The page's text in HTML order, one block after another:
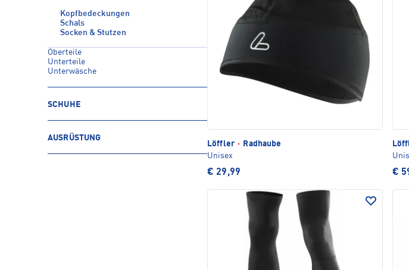
Kopfbedeckungen
Schals
Socken & Stutzen
Oberteile
Unterteile
Unterwäsche
SCHUHE
AUSRÜSTUNG
Löffler ·
Radhaube
Unisex
€ 29,99 €